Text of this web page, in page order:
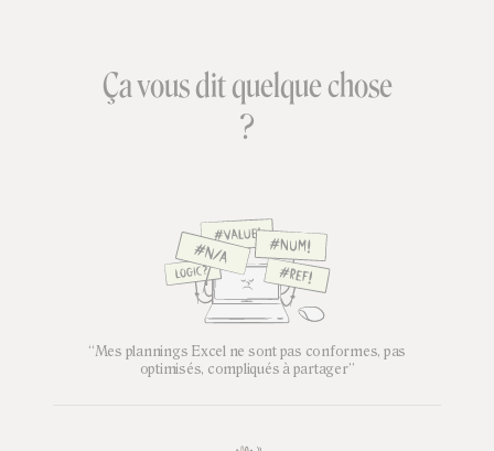
Ça vous dit quelque chose
?
“Mes plannings Excel ne sont pas conformes, pas
optimisés, compliqués à partager”